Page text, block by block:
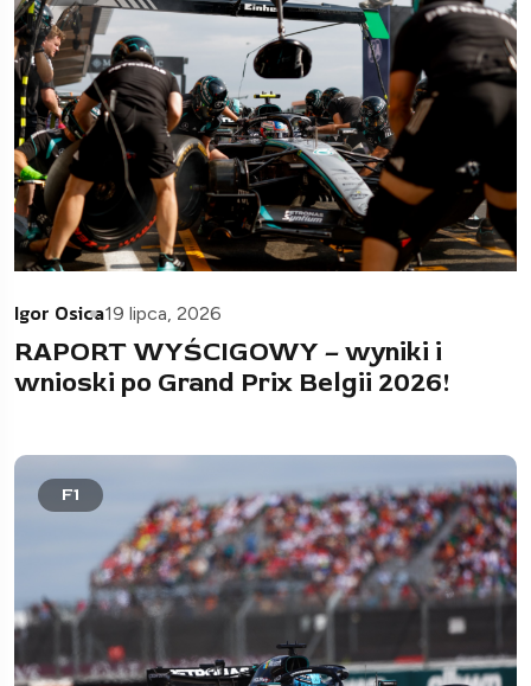
Igor Osica19 lipca, 2026
RAPORT WYŚCIGOWY – wyniki i
wnioski po Grand Prix Belgii 2026!
F1